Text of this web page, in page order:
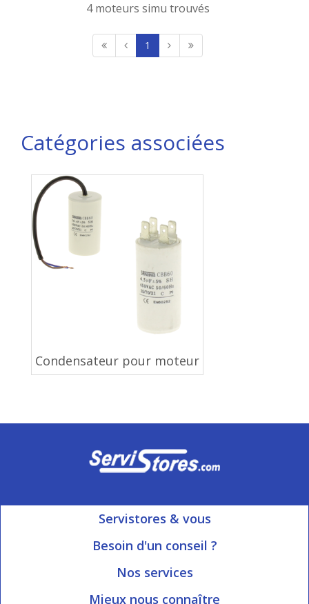
4 moteurs simu trouvés
1
Catégories associées
Condensateur pour moteur
Servistores & vous
Mon compte
Besoin d'un conseil ?
Ouvert du Lundi au Vendredi
Nos services
Informations livraison
Mieux nous connaître